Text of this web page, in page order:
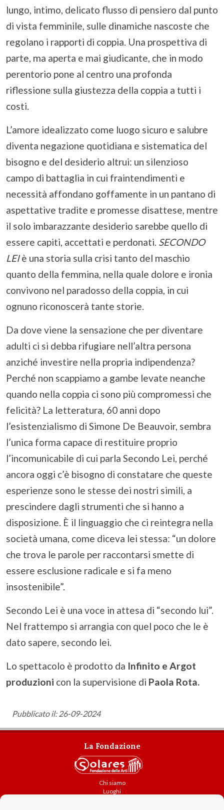
lungo, intimo, delicato flusso di pensiero dal punto
di vista femminile, sulle dinamiche nascoste che
regolano i rapporti di coppia. Una prospettiva di
parte, ma aperta e mai giudicante, che in modo
perentorio pone al centro una profonda
riflessione sulla giustezza della coppia a tutti i
costi.
L’amore idealizzato come luogo sicuro e salubre
diventa negazione quotidiana e sistematica del
bisogno e del desiderio altrui: un silenzioso
campo di battaglia in cui fraintendimenti e
necessità affondano goffamente in un pantano di
aspettative tradite e promesse disattese, mentre
il solo imbarazzante desiderio sarebbe quello di
essere capiti, accettati e perdonati. SECONDO
LEIè una storia sulla crisi tanto del maschio
quanto della femmina, nella quale dolore e ironia
convivono nel paradosso della coppia, in cui
ognuno riconoscerà tante storie.
Da dove viene la sensazione che per diventare
adulti ci si debba rifugiare nell’altra persona
anziché investire nella propria indipendenza?
Perché non scappiamo a gambe levate neanche
quando nella coppia ci sono più compromessi che
felicità? La letteratura, 60 anni dopo
l’esistenzialismo di Simone De Beauvoir, sembra
l’unica forma capace di restituire proprio
l’incomunicabile di cui parla Secondo Lei, perché
ancora oggi c’è bisogno di constatare che queste
esperienze sono le stesse dei nostri simili, a
prescindere dagli strumenti che si hanno a
disposizione. È il linguaggio che ci reintegra nella
società umana, come diceva lei stessa: “un dolore
che trova le parole per raccontarsi smette di
essere esclusione radicale e si fa meno
insostenibile”.
Secondo Lei è una voce in attesa di “secondo lui”.
Nel frattempo si arrangia con quel poco che le è
dato sapere, secondo lei.
Lo spettacolo è prodotto da Infinito e Argot
produzioni con la supervisione di Paola Rota.
Pubblicato il: 26-09-2024
La Fondazione
Chi siamo
Luoghi